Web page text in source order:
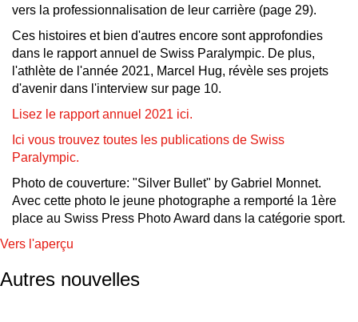
vers la professionnalisation de leur carrière (page 29).
Ces histoires et bien d'autres encore sont approfondies
dans le rapport annuel de Swiss Paralympic. De plus,
l'athlète de l'année 2021, Marcel Hug, révèle ses projets
d'avenir dans l'interview sur page 10.
Lisez le rapport annuel 2021 ici.
Ici vous trouvez toutes les publications de Swiss
Paralympic.
Photo de couverture: "Silver Bullet" by Gabriel Monnet.
Avec cette photo le jeune photographe a remporté la 1ère
place au Swiss Press Photo Award dans la catégorie sport.
Vers l'aperçu
Autres nouvelles